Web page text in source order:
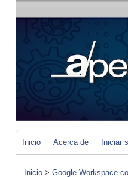
Inicio Acerca de Iniciar
Inicio > Google Workspace